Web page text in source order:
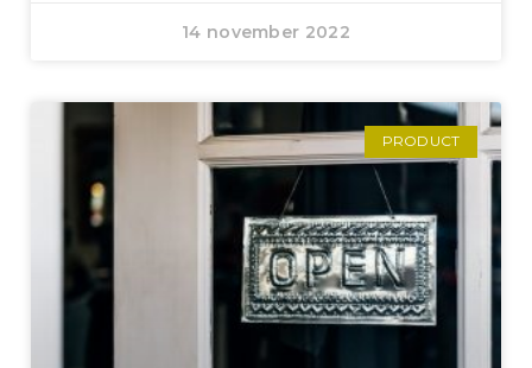
14 november 2022
PRODUCT